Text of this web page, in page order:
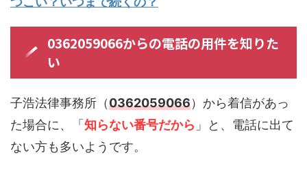
0362059066からの電話の用件を知りた
い
子浩法律事務所（0362059066）から着信があっ
た場合に、「 知らない番号だから 」と、電話に出て
ない方も多いようです。